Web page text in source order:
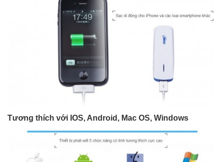
Tương thích với IOS, Android, Mac OS, Windows